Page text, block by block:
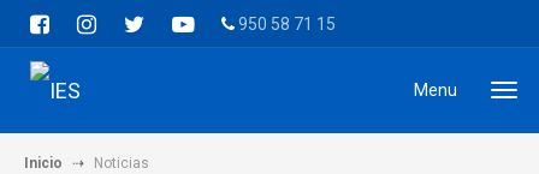
950 58 71 15
Menu
Inicio Noticias